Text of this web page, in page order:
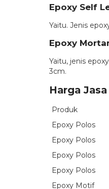
Epoxy Self
Yaitu. Jenis
Epoxy
Yaitu, jenis
3cm.
Harga
Produk
Epoxy Polos
Epoxy Polos
Epoxy Polos
Epoxy Polos
Epoxy Motif